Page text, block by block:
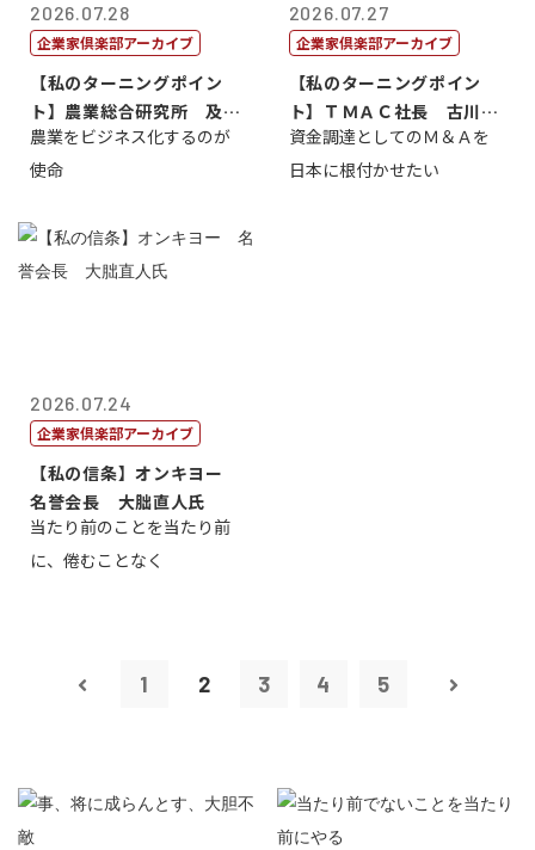
2026.07.28
企業家倶楽部アーカイブ
【私のターニングポイン
ト】農業総合研究所 及川
智正
農業をビジネス化するのが
使命
2026.07.27
企業家倶楽部アーカイブ
【私のターニングポイン
ト】ＴＭＡＣ社長 古川英
一
資金調達としてのＭ＆Ａを
日本に根付かせたい
2026.07.24
企業家倶楽部アーカイブ
【私の信条】オンキヨー
名誉会長 大朏直人氏
当たり前のことを当たり前
に、倦むことなく
1 2 3 4 5